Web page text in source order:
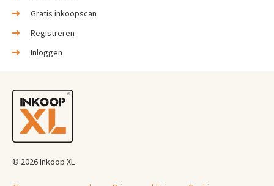
Gratis inkoopscan
Registreren
Inloggen
© 2026 Inkoop XL